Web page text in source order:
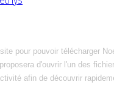
pour pouvoir télécharger
d'ouvrir l'un des
afin de découvrir